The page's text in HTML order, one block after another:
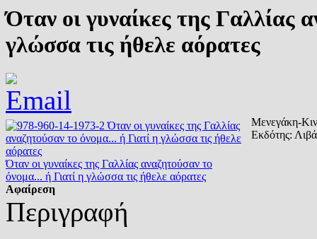
Όταν οι γυναίκες της Γαλλίας
γλώσσα τις ήθελε αόρατες
Όταν οι γυναίκες της Γαλλίας αναζητούσαν το
όνομα... ή Γιατί η γλώσσα τις ήθελε αόρατες
Αφαίρεση
Μενεγάκη-
Εκδότης:
Περιγραφή